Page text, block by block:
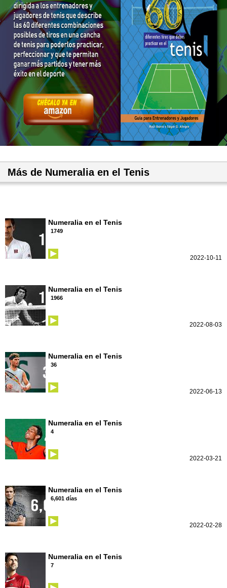
Más de Numeralia en el Tenis
Numeralia en el Tenis
1749
2022-10-11
Numeralia en el Tenis
1966
2022-08-03
Numeralia en el Tenis
36
2022-06-13
Numeralia en el Tenis
4
2022-03-21
Numeralia en el Tenis
6,601 días
2022-02-28
Numeralia en el Tenis
7